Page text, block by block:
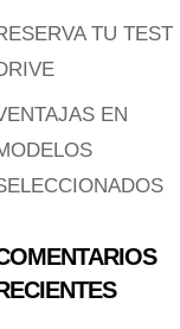
TU TEST
EN